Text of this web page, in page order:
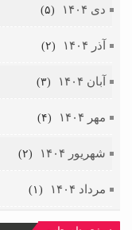
دی ۱۴۰۴ (۵)
آذر ۱۴۰۴ (۲)
آبان ۱۴۰۴ (۳)
مهر ۱۴۰۴ (۴)
شهریور ۱۴۰۴ (۲)
مرداد ۱۴۰۴ (۱)